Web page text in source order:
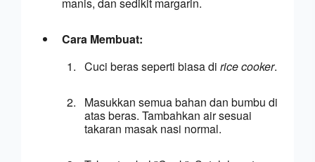
manis, dan sedikit margarin.
Cara Membuat:
Cuci beras seperti biasa di rice cooker.
Masukkan semua bahan dan bumbu di
atas beras. Tambahkan air sesuai
takaran masak nasi normal.